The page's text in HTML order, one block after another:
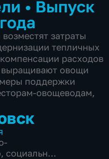
• Выпуск
затраты
тепличных
расходов
выращивают овощи
поддержки
овощеводам,
, социально-